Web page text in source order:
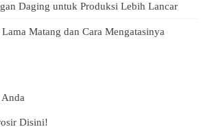
Daging untuk Produksi Lebih Lancar
Matang dan Cara Mengatasinya
Anda
Disini!